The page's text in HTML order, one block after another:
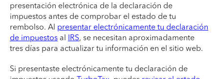
presentación electrónica de la declaración de
impuestos antes de comprobar el estado de tu
rembolso. Al presentar electrónicamente tu declaración
de impuestos al IRS, se necesitan aproximadamente
tres días para actualizar tu información en el sitio web.
Si presentaste electrónicamente tu declaración de